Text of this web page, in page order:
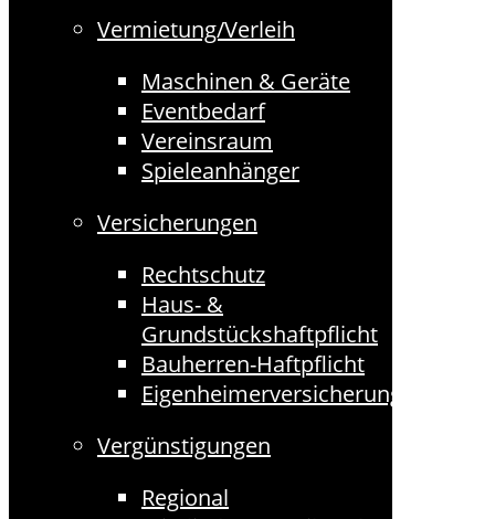
Vermietung/Verleih
Maschinen & Geräte
Eventbedarf
Vereinsraum
Spieleanhänger
Versicherungen
Rechtschutz
Haus- &
Grundstückshaftpflicht
Bauherren-Haftpflicht
Eigenheimerversicherungen
Vergünstigungen
Regional